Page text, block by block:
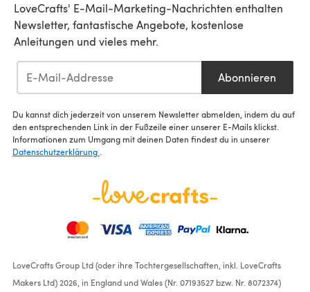
LoveCrafts' E-Mail-Marketing-Nachrichten enthalten
Newsletter, fantastische Angebote, kostenlose
Anleitungen und vieles mehr.
Abonnieren
Du kannst dich jederzeit von unserem Newsletter abmelden, indem du auf
den entsprechenden Link in der Fußzeile einer unserer E-Mails klickst.
Informationen zum Umgang mit deinen Daten findest du in unserer
Datenschutzerklärung .
LoveCrafts Group Ltd (oder ihre Tochtergesellschaften, inkl. LoveCrafts
Makers Ltd) 2026, in England und Wales (Nr. 07193527 bzw. Nr. 8072374)